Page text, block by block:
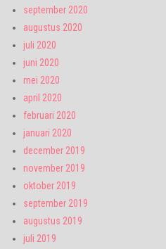
september 2020
augustus 2020
juli 2020
juni 2020
mei 2020
april 2020
februari 2020
januari 2020
december 2019
november 2019
oktober 2019
september 2019
augustus 2019
juli 2019